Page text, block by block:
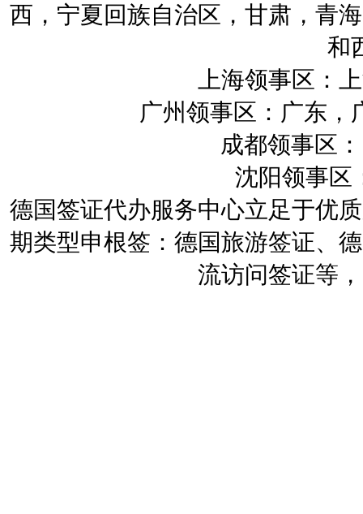
西，宁夏回族自治区，甘肃，青
和
上海领事区：
广州领事区：广东，
成都领事区
沈阳领事区
德国签证代办服务中心立足于优
期类型申根签：德国旅游签证、
流访问签证等